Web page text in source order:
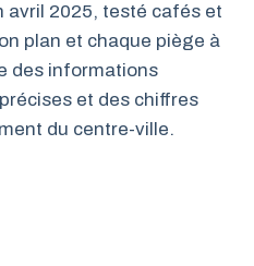
avril 2025, testé cafés et
plan et chaque piège à
des informations
et des chiffres
du centre-ville.